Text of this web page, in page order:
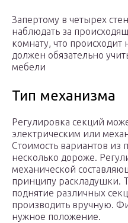
Запертому в четырех
наблюдать за
комнату, что
должен обязательно
мебели
Тип механизма
Регулировка секций
электрическим или
Стоимость вариантов из
несколько дороже.
механической
принципу раскладушки.
поднятие различных
производить вручную.
нужное положение.